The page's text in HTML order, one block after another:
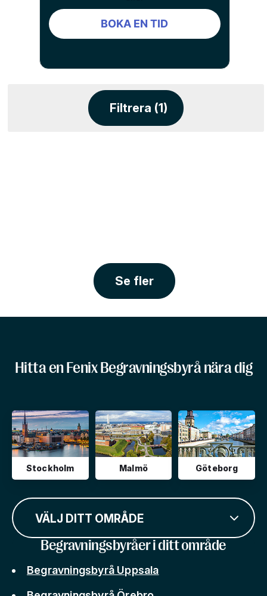
BOKA EN TID
Filtrera (1)
Se fler
Hitta en Fenix Begravningsbyrå nära dig
Stockholm Malmö Göteborg
VÄLJ DITT OMRÅDE
Begravningsbyråer i ditt område
Begravningsbyrå Uppsala